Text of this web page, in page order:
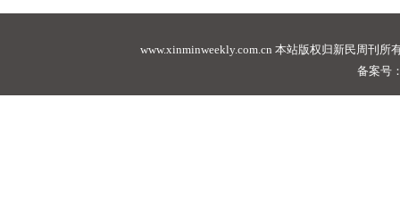
www.xinminweekly.com.cn 本站版权归新民周刊所
备案号